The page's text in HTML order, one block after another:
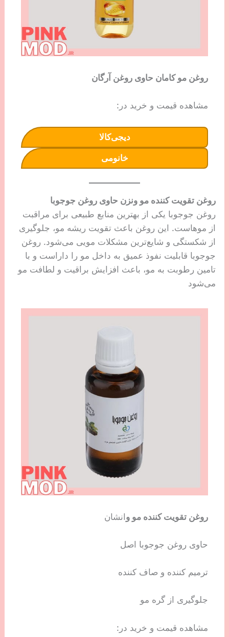
روغن مو کامان حاوی روغن آرگان
مشاهده قیمت و خرید در:
دیجی‌کالا
خانومی
روغن تقویت کننده مو ونزن حاوی روغن جوجوبا
روغن جوجوبا یکی از بهترین منابع طبیعی برای مراقبت
از موهاست. این روغن باعث تقویت ریشه مو، جلوگیری
از شکستگی و شایع‌ترین مشکلات مویی می‌شود. روغن
جوجوبا قابلیت نفوذ عمیق به داخل مو را داراست و با
تامین رطوبت به مو، باعث افزایش براقیت و لطافت مو
می‌شود
روغن تقویت کننده مو وانشان
حاوی روغن جوجوبا اصل
ترمیم کننده و صاف کننده
جلوگیری از گره مو
مشاهده قیمت و خرید در: